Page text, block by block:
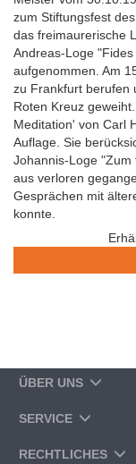
zum Stiftungsfest
das freimaurerische
Andreas-Loge
aufgenommen. Am
zu Frankfurt berufen
Roten Kreuz
Meditation' von Carl
Auflage. Sie
Johannis-Loge
aus verloren
Gesprächen mit
konnte.
ÜBER UNS
SERVICE
RECHTLICHES